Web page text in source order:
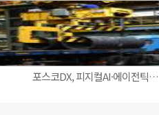
포스코DX, 피지컬AI·에이전틱…